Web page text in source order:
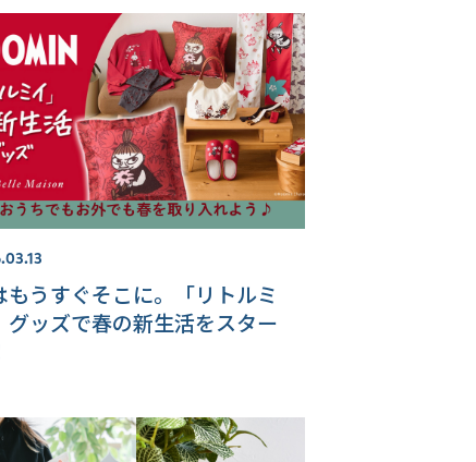
もうすぐそこに。「リトルミ
グッズで春の新生活をスター